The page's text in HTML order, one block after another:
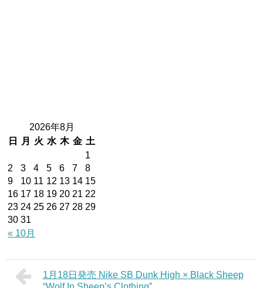
2026年8月
日
月 火 水 木 金 土
« 10月
1
2
3 4 5 6 7
8
9
10 11 12 13 14 15
16 17 18 19 20 21 22
23 24 25 26 27 28 29
30 31
1月18日発売 Nike SB Dunk High × Black Sheep